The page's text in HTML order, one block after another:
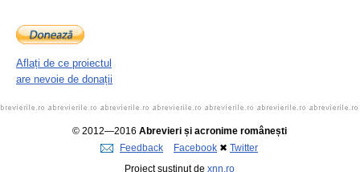
Aflați de ce proiectul
are nevoie de donații
© 2012—2016 Abrevieri și acronime românești
Feedback
Facebook ✖ Twitter
Proiect susținut de xnn.ro